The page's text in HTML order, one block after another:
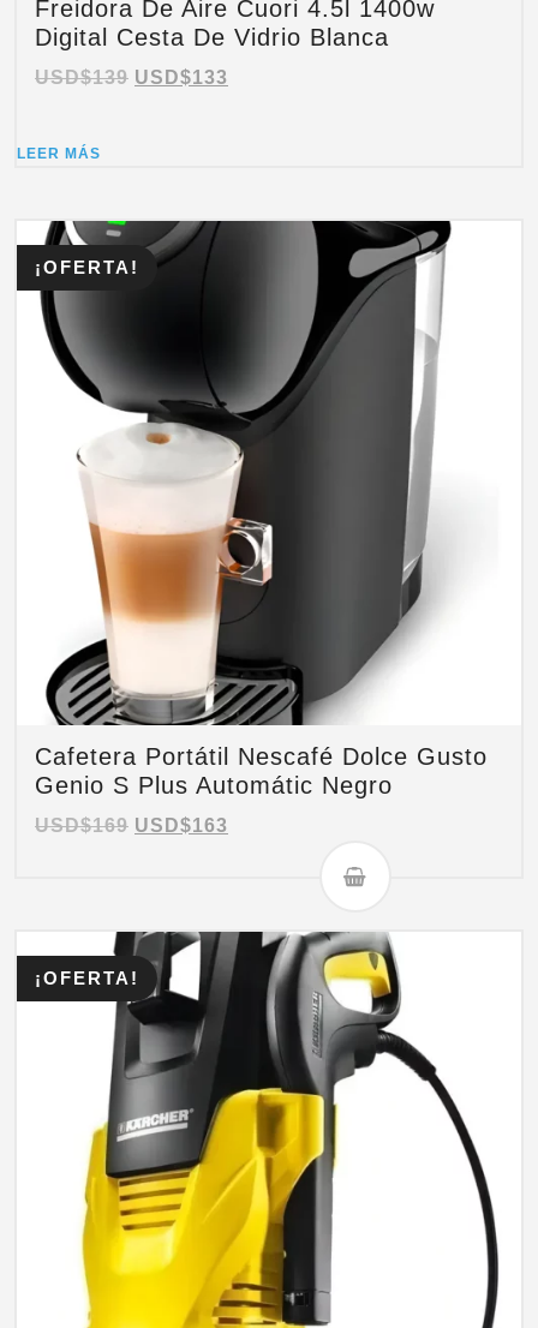
Freidora De Aire Cuori 4.5l 1400w
Digital Cesta De Vidrio Blanca
USD$139 USD$133
LEER MÁS
¡OFERTA!
Cafetera Portátil Nescafé Dolce Gusto
Genio S Plus Automátic Negro
USD$169 USD$163
¡OFERTA!